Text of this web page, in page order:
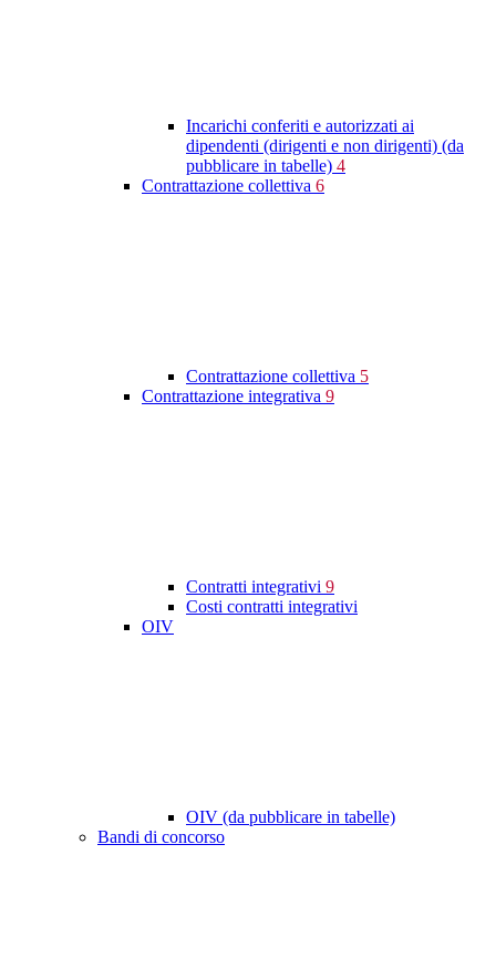
Incarichi conferiti e autorizzati ai
dipendenti (dirigenti e non dirigenti) (da
pubblicare in tabelle) 4
Contrattazione collettiva 6
Contrattazione collettiva 5
Contrattazione integrativa 9
Contratti integrativi 9
Costi contratti integrativi
OIV
OIV (da pubblicare in tabelle)
Bandi di concorso